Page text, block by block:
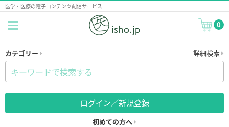
医学・医療の電子コンテンツ配信サービス
0
カテゴリー 詳細検索
ログイン／新規登録
初めての方へ